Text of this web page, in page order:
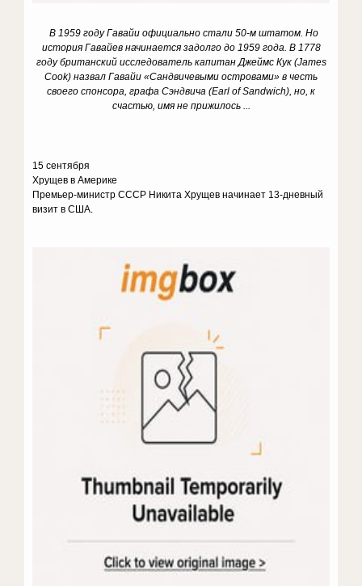
В 1959 году Гавайи официально стали 50-м штатом. Но
история Гавайев начинается задолго до 1959 года. В 1778
году британский исследователь капитан Джеймс Кук (James
Cook) назвал Гавайи «Сандвичевыми островами» в честь
своего спонсора, графа Сэндвича (Earl of Sandwich), но, к
счастью, имя не прижилось ...
15 сентября
Хрущев в Америке
Премьер-министр СССР Никита Хрущев начинает 13-дневный
визит в США.